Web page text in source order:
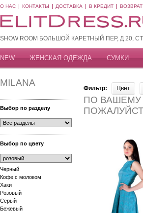
О НАС КОНТАКТЫ ДОСТАВКА В КРЕДИТ ВОЗВРАТ
SHOW ROOM БОЛЬШОЙ КАРЕТНЫЙ ПЕР, Д 20,
NEW ЖЕНСКАЯ ОДЕЖДА СУМКИ
MILANA
Выбор по разделу
Выбор по цвету
Черный
Кофе с молоком
Хаки
Розовый
Серый
Бежевый
Фильтр: Цвет
ПО ВАШЕМУ